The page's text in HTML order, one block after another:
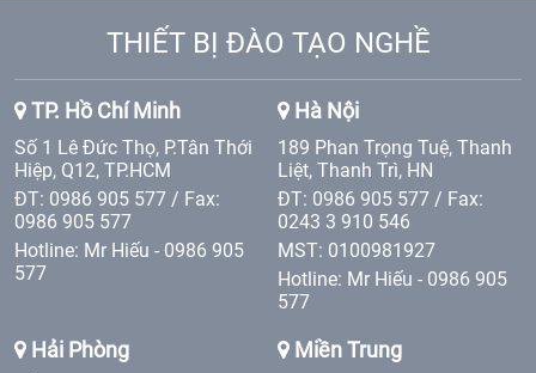
THIẾT BỊ ĐÀO TẠO NGHỀ
TP. Hồ Chí Minh
Số 1 Lê Đức Thọ, P.Tân Thới
Hiệp, Q12, TP.HCM
ĐT: 0986 905 577 / Fax:
0986 905 577
Hotline: Mr Hiếu - 0986 905
577
Hà Nội
189 Phan Trọng Tuệ, Thanh
Liệt, Thanh Trì, HN
ĐT: 0986 905 577 / Fax:
0243 3 910 546
MST: 0100981927
Hotline: Mr Hiếu - 0986 905
577
Hải Phòng Miền Trung